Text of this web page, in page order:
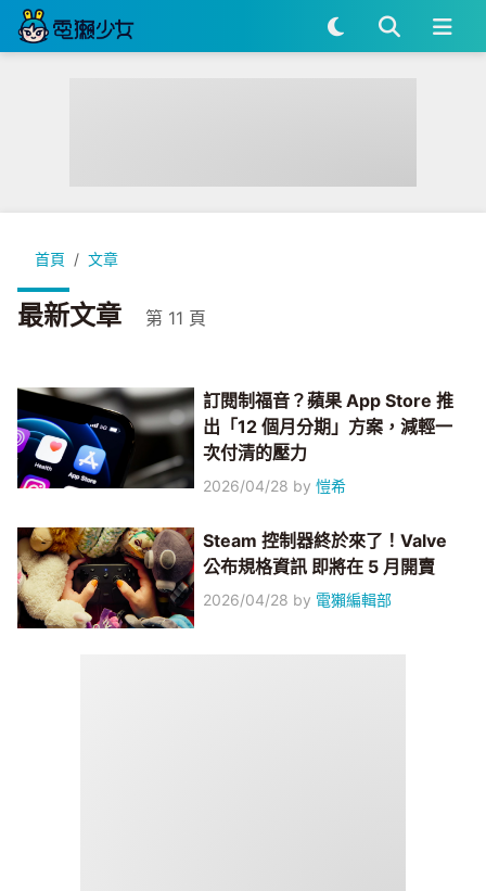
首頁 文章
最新文章 第 11 頁
訂閱制福音？蘋果 App Store 推
出「12 個月分期」方案，減輕一
次付清的壓力
2026/04/28 by愷希
Steam 控制器終於來了！Valve
公布規格資訊 即將在 5 月開賣
2026/04/28 by 電獺編輯部